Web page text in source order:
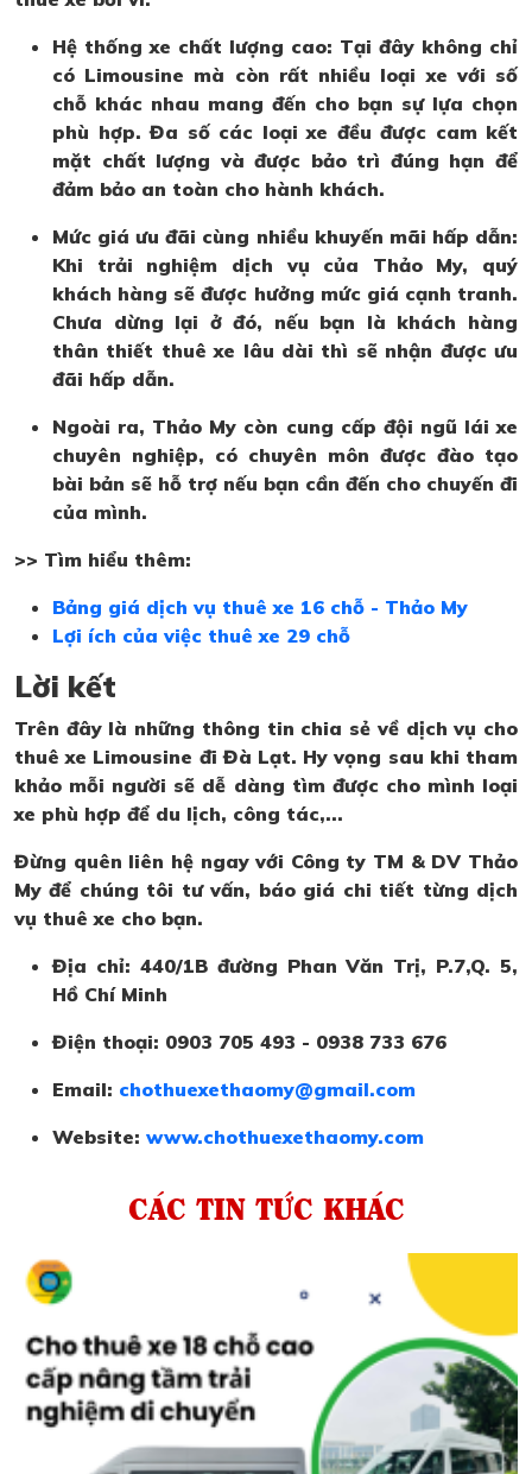
Hệ thống xe chất lượng cao: Tại đây không chỉ
có Limousine mà còn rất nhiều loại xe với số
chỗ khác nhau mang đến cho bạn sự lựa chọn
phù hợp. Đa số các loại xe đều được cam kết
mặt chất lượng và được bảo trì đúng hạn để
đảm bảo an toàn cho hành khách.
Mức giá ưu đãi cùng nhiều khuyến mãi hấp dẫn:
Khi trải nghiệm dịch vụ của Thảo My, quý
khách hàng sẽ được hưởng mức giá cạnh tranh.
Chưa dừng lại ở đó, nếu bạn là khách hàng
thân thiết thuê xe lâu dài thì sẽ nhận được ưu
đãi hấp dẫn.
Ngoài ra, Thảo My còn cung cấp đội ngũ lái xe
chuyên nghiệp, có chuyên môn được đào tạo
bài bản sẽ hỗ trợ nếu bạn cần đến cho chuyến đi
của mình.
>> Tìm hiểu thêm:
Bảng giá dịch vụ thuê xe 16 chỗ - Thảo My
Lợi ích của việc thuê xe 29 chỗ
Lời kết
Trên đây là những thông tin chia sẻ về dịch vụ cho
thuê xe Limousine đi Đà Lạt. Hy vọng sau khi tham
khảo mỗi người sẽ dễ dàng tìm được cho mình loại
xe phù hợp để du lịch, công tác,...
Đừng quên liên hệ ngay với Công ty TM & DV Thảo
My để chúng tôi tư vấn, báo giá chi tiết từng dịch
vụ thuê xe cho bạn.
Địa chỉ: 440/1B đường Phan Văn Trị, P.7,Q. 5,
Hồ Chí Minh
Điện thoại: 0903 705 493 - 0938 733 676
Email: chothuexethaomy@gmail.com
Website: www.chothuexethaomy.com
CÁC TIN TỨC KHÁC